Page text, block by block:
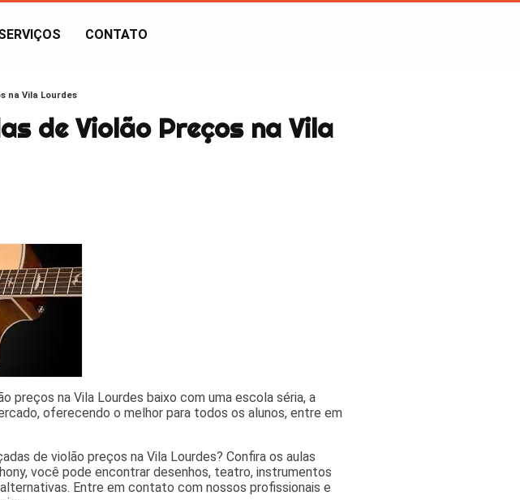
CONTATO
na Vila Lourdes
de Violão Preços na Vila
preços na Vila Lourdes baixo com uma escola séria, a
oferecendo o melhor para todos os alunos, entre em
de violão preços na Vila Lourdes? Confira os aulas
você pode encontrar desenhos, teatro, instrumentos
Entre em contato com nossos profissionais e